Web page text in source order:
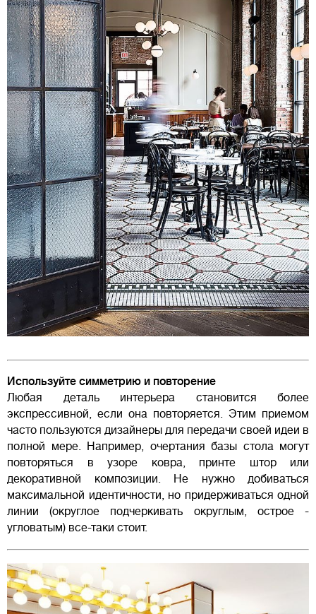
Используйте симметрию и повторение
Любая деталь интерьера становится более
экспрессивной, если она повторяется. Этим приемом
часто пользуются дизайнеры для передачи своей идеи в
полной мере. Например, очертания базы стола могут
повторяться в узоре ковра, принте штор или
декоративной композиции. Не нужно добиваться
максимальной идентичности, но придерживаться одной
линии (округлое подчеркивать округлым, острое -
угловатым) все-таки стоит.